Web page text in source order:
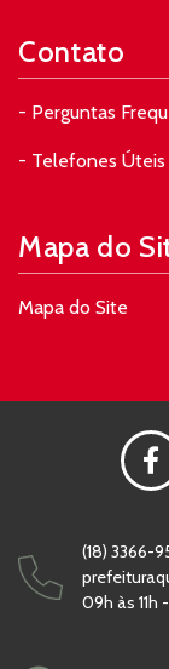
Contato
- Perguntas
- Telefones Úteis
Mapa do
Mapa do Site
(18) 3366-
09h às 11h